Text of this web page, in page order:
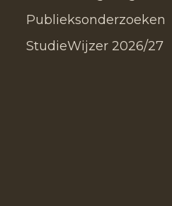
Publieksonderzoeken
StudieWijzer 2026/27